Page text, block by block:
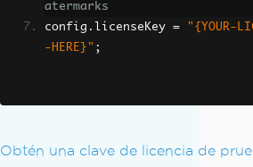
atermarks
config . licenseKey =
"{YOUR-
-HERE}" ;
Obtén una clave de licencia de